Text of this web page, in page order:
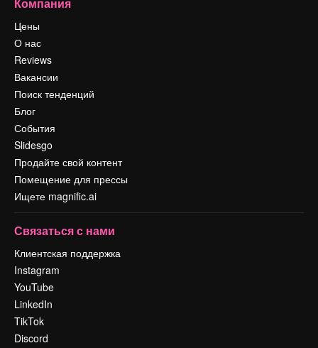
Цены
О нас
Reviews
Вакансии
Поиск тенденций
Блог
События
Slidesgo
Продайте свой контент
Помещение для прессы
Ищете magnific.ai
Связаться с нами
Клиентская поддержка
Instagram
YouTube
LinkedIn
TikTok
Discord